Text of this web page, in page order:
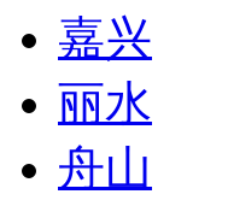
嘉兴
丽水
舟山